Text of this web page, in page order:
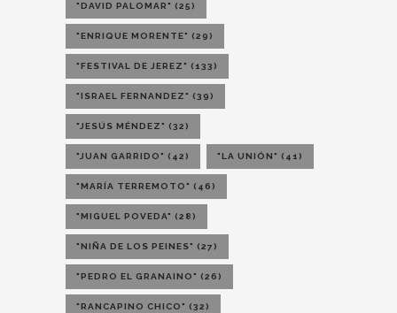
"DAVID PALOMAR" (25)
"ENRIQUE MORENTE" (29)
"FESTIVAL DE JEREZ" (133)
"ISRAEL FERNANDEZ" (39)
"JESÚS MÉNDEZ" (32)
"JUAN GARRIDO" (42) "LA UNIÓN" (41)
"MARÍA TERREMOTO" (46)
"MIGUEL POVEDA" (28)
"NIÑA DE LOS PEINES" (27)
"PEDRO EL GRANAINO" (26)
"RANCAPINO CHICO" (32)